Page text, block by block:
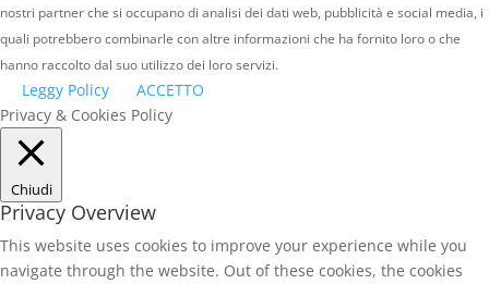
nostri partner che si occupano di analisi dei dati web, pubblicità e social media, i
quali potrebbero combinarle con altre informazioni che ha fornito loro o che
hanno raccolto dal suo utilizzo dei loro servizi.
Leggy Policy
ACCETTO
Privacy & Cookies Policy
Chiudi
Privacy Overview
This website uses cookies to improve your experience while you
navigate through the website. Out of these cookies, the cookies